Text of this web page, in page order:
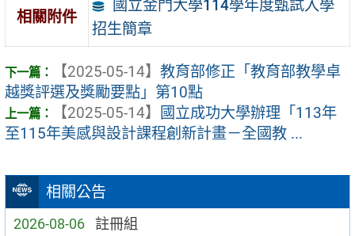
相關公告
2026-08-06 註冊組
相關附件
國立金門大學114學年度甄試入學
招生簡章
【2025-05-14】 教育部修正「教育部教學卓
越獎評選及獎勵要點」第10點
【2025-05-14】
國立成功大學辦理「113年
至115年美感與設計課程創新計畫－全國教 ...